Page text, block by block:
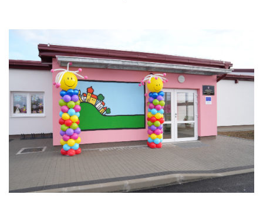
Lonjica 128 a